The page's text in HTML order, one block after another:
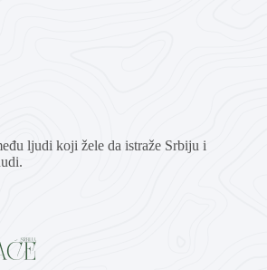
ljudi koji žele da istraže Srbiju i